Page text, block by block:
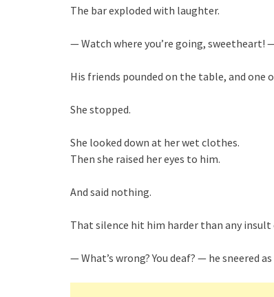
The bar exploded with laughter.
— Watch where you’re going, sweetheart!
His friends pounded on the table, and one
She stopped.
She looked down at her wet clothes.
Then she raised her eyes to him.
And said nothing.
That silence hit him harder than any insult
— What’s wrong? You deaf? — he sneered